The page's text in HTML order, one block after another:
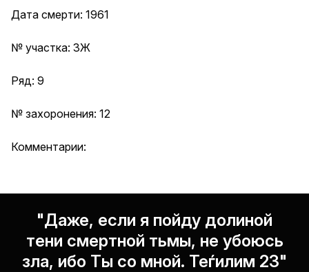
Дата смерти: 1961
№ участка: 3Ж
Ряд: 9
№ захоронения: 12
Комментарии:
"Даже, если я пойду долиной
тени смертной тьмы, не убоюсь
зла, ибо Ты со мной. Теѓилим 23"